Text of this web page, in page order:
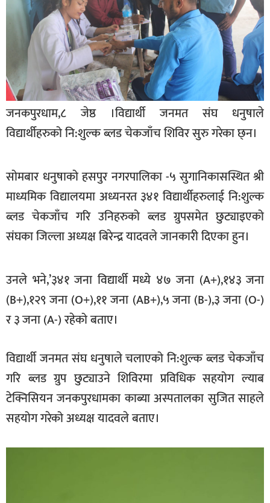
विशेष
राजनीति
प्रमुख
समाचार
राष्ट्रिय
अन्तराष्ट्रिय
अर्थ
खेलकुद
मनोरञ्जन
फोटो
भिडियो
अन्य
समाज
शिक्षा
विचार
स्वास्थ्य
जनकपुरधाम,८ जेष्ठ ।विद्यार्थी जनमत संघ धनुषाले
विद्यार्थीहरुको नि:शुल्क ब्लड चेकजाँच शिविर सुरु गरेका छ्न।
सोमबार धनुषाको हसपुर नगरपालिका -५ सुगानिकासस्थित श्री
माध्यमिक विद्यालयमा अध्यनरत ३४१ विद्यार्थीहरुलाई नि:शुल्क
ब्लड चेकजाँच गरि उनिहरुको ब्लड ग्रुपसमेत छुट्याइएको
संघका जिल्ला अध्यक्ष बिरेन्द्र यादवले जानकारी दिएका हुन।
उनले भने,’३४१ जना विद्यार्थी मध्ये ४७ जना (A+),१४३ जना
(B+),१२९ जना (O+),११ जना (AB+),५ जना (B-),३ जना (O-)
र ३ जना (A-) रहेको बताए।
विद्यार्थी जनमत संघ धनुषाले चलाएको नि:शुल्क ब्लड चेकजाँच
गरि ब्लड ग्रुप छुट्याउने शिविरमा प्रविधिक सहयोग ल्याब
टेक्निसियन जनकपुरधामका काब्या अस्पतालका सुजित साहले
सहयोग गरेको अध्यक्ष यादवले बताए।